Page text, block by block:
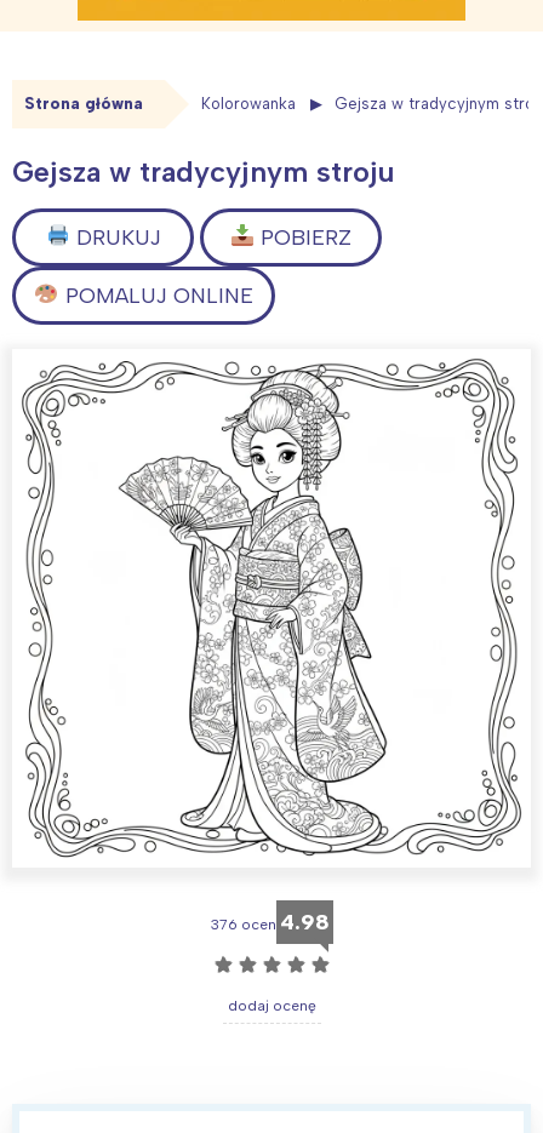
Strona główna Kolorowanka Gejsza w tradycyjnym
Gejsza w tradycyjnym stroju
DRUKUJ POBIERZ
POMALUJ ONLINE
376 ocen 4.98
☆ ☆ ☆ ☆ ☆
dodaj ocenę